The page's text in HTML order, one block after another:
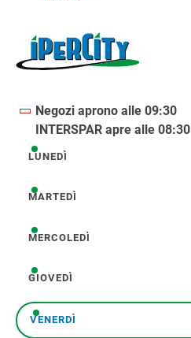
Negozi aprono alle 09:30
INTERSPAR apre alle 08:30
lunedì
LUNEDÌ
martedì
MARTEDÌ
mercoledì
MERCOLEDÌ
giovedì
GIOVEDÌ
venerdì
VENERDÌ